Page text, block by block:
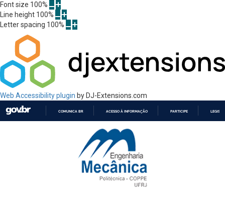
Font size 100%
Line height 100%
Letter spacing 100%
Web Accessibility plugin by DJ-Extensions.com
PARA
CONTEÚDO
COMUNICA BR ACESSO À INFORMAÇÃO PARTICIPE